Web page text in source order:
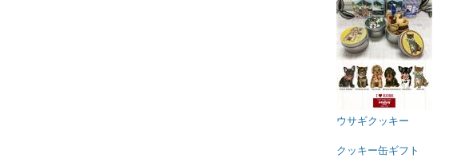
ウサギクッキー
クッキー缶ギフト